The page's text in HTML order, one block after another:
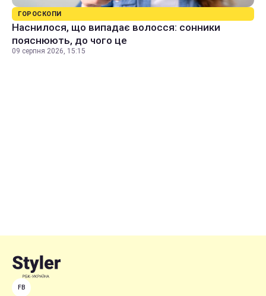
ГОРОСКОПИ
Наснилося, що випадає волосся: сонники
пояснюють, до чого це
09 серпня 2026, 15:15
FB